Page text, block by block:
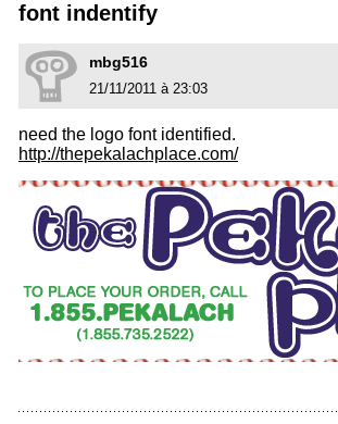
font indentify
mbg516
21/11/2011 à 23:03
need the logo font identified.
http://thepekalachplace.com/